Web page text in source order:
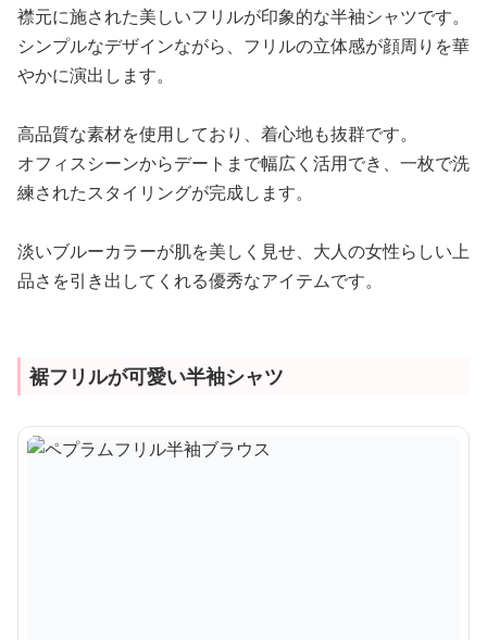
襟元に施された美しいフリルが印象的な半袖シャツです。
シンプルなデザインながら、フリルの立体感が顔周りを華
やかに演出します。
高品質な素材を使用しており、着心地も抜群です。
オフィスシーンからデートまで幅広く活用でき、一枚で洗
練されたスタイリングが完成します。
淡いブルーカラーが肌を美しく見せ、大人の女性らしい上
品さを引き出してくれる優秀なアイテムです。
裾フリルが可愛い半袖シャツ